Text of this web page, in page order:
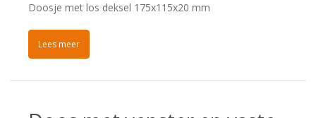
Doosje met los deksel 175x115x20 mm
Lees meer